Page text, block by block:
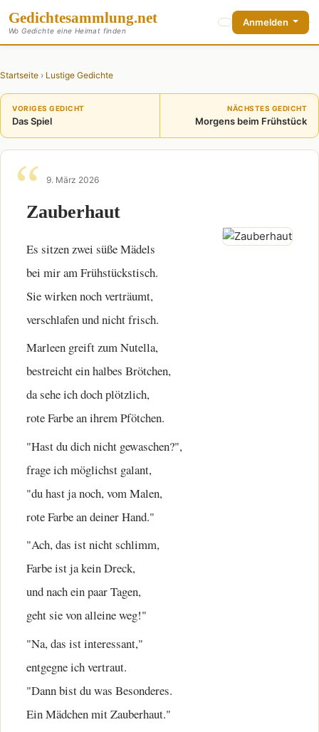
Gedichtesammlung.net
Wo Gedichte eine Heimat finden
Anmelden
Startseite › Lustige Gedichte
VORIGES GEDICHT
Das Spiel
NÄCHSTES GEDICHT
Morgens beim Frühstück
9. März 2026
Zauberhaut
Es sitzen zwei süße Mädels
bei mir am Frühstückstisch.
Sie wirken noch verträumt,
verschlafen und nicht frisch.
Marleen greift zum Nutella,
bestreicht ein halbes Brötchen,
da sehe ich doch plötzlich,
rote Farbe an ihrem Pfötchen.
"Hast du dich nicht gewaschen?",
frage ich möglichst galant,
"du hast ja noch, vom Malen,
rote Farbe an deiner Hand."
"Ach, das ist nicht schlimm,
Farbe ist ja kein Dreck,
und nach ein paar Tagen,
geht sie von alleine weg!"
"Na, das ist interessant,"
entgegne ich vertraut.
"Dann bist du was Besonderes.
Ein Mädchen mit Zauberhaut."